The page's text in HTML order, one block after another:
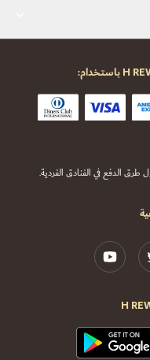
الدفع في الفنادق الفردية.